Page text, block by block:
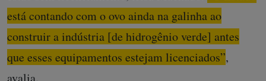
está contando com o ovo ainda na galinha ao
construir a indústria [de hidrogênio verde] antes
que esses equipamentos estejam licenciados”,
avalia.